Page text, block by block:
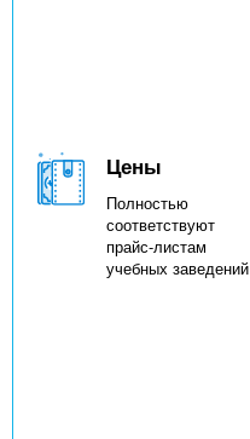
Цены
Полностью
соответствуют
прайс-листам
учебных заведений